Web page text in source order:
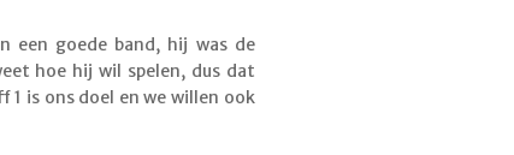
een goede band, hij was de
hoe hij wil spelen, dus dat
1 is ons doel en we willen ook